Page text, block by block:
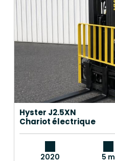
Hyster J2.5XN
Chariot électrique
2020 5 m